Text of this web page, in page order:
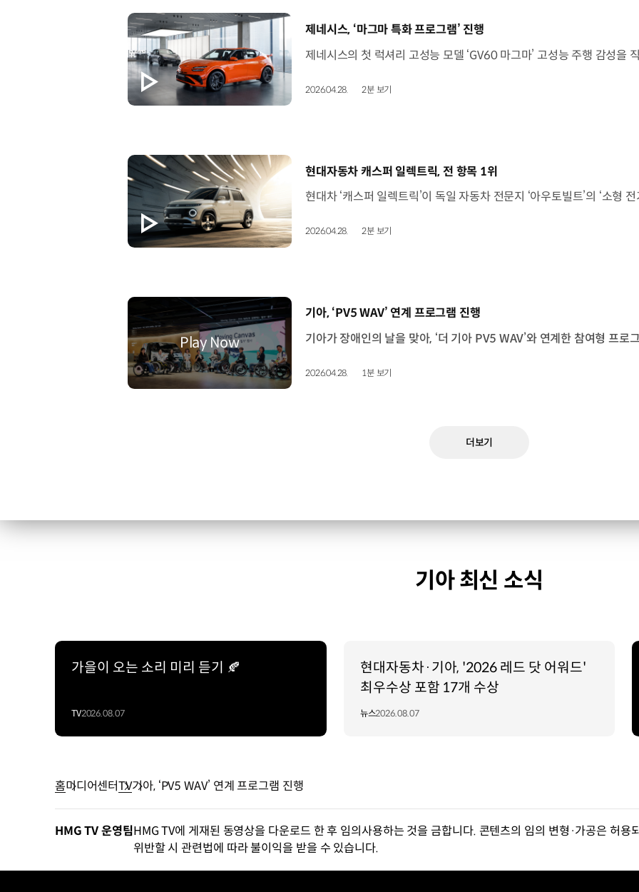
[동영상]
제네시스, ‘마그마 특화 프로그램’ 진행
2026.04.28. 2분 보기
[동영상]
현대자동차 캐스퍼 일렉트릭, 전 항목 1위
2026.04.28. 2분 보기
[동영상]
기아, ‘PV5 WAV’ 연계 프로그램 진행
2026.04.28. 1분 보기
더보기
기아 최신 소식
가을이 오는 소리 미리 듣기 🍂
TV2026.08.07
현대자동차·기아, '2026 레드 닷 어워드'
최우수상 포함 17개 수상
뉴스2026.08.07
홈미디어센터TV기아, ‘PV5 WAV’ 연계 프로그램 진행
HMG TV 운영팀HMG TV에 게재된 동영상을 다운로드 한 후 임의사용하는 것을 금합니다. 콘텐츠의 임의 변형·가공은 허
위반할 시 관련법에 따라 불이익을 받을 수 있습니다.